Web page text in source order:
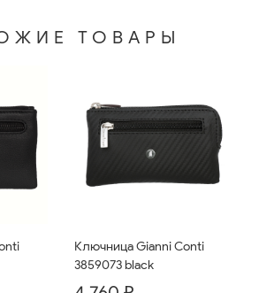
ТОВАРЫ
Ключница Gianni Conti
3859073 black